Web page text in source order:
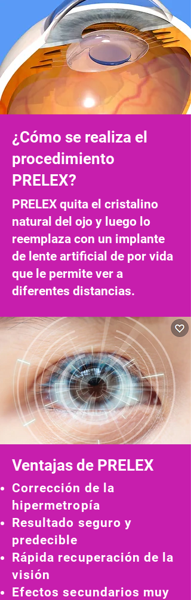
¿Cómo se realiza el
procedimiento
PRELEX?
PRELEX quita el cristalino
natural del ojo y luego lo
reemplaza con un implante
de lente artificial de por vida
que le permite ver a
diferentes distancias.
Ventajas de PRELEX
Corrección de la
hipermetropía
Resultado seguro y
predecible
Rápida recuperación de la
visión
Efectos secundarios muy